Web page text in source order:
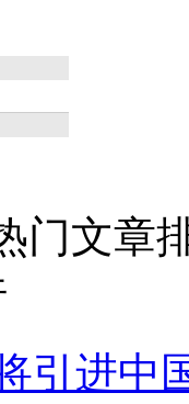
门文章
引进中